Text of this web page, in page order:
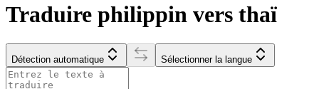
Traduire philippin vers thaï
Détection automatique Sélectionner la langue